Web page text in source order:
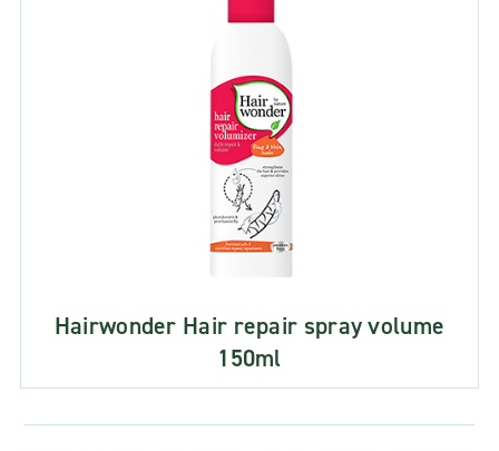
Hairwonder Hair repair spray volume
150ml